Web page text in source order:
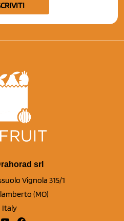
srl
Vignola 315/1
(MO)
Italy